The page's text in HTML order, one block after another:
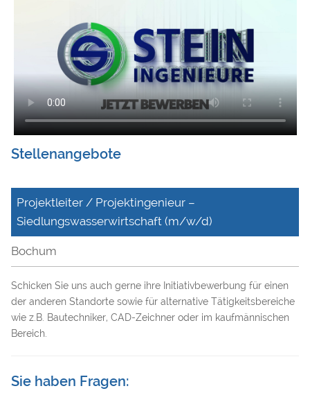
Stellenangebote
Projektleiter / Projektingenieur –
Siedlungswasserwirtschaft (m/w/d)
Bochum
Schicken Sie uns auch gerne ihre Initiativbewerbung für einen
der anderen Standorte sowie für alternative Tätigkeitsbereiche
wie z.B. Bautechniker, CAD-Zeichner oder im kaufmännischen
Bereich.
Sie haben Fragen: